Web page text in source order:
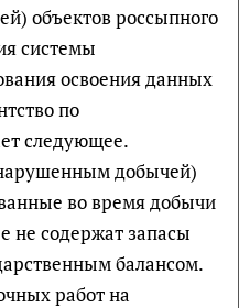
объектов россыпного
системы
освоения данных
по
следующее.
добычей)
во время добычи
не содержат запасы
балансом.
работ на